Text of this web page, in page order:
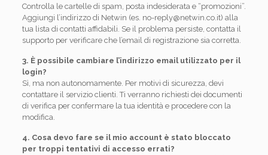
Controlla le cartelle di spam, posta indesiderata e “promozioni”.
Aggiungi l’indirizzo di Netwin (es. no-reply@netwin.co.it) alla
tua lista di contatti affidabili. Se il problema persiste, contatta il
supporto per verificare che l’email di registrazione sia corretta.
3. È possibile cambiare l’indirizzo email utilizzato per il
login?
Sì, ma non autonomamente. Per motivi di sicurezza, devi
contattare il servizio clienti. Ti verranno richiesti dei documenti
di verifica per confermare la tua identità e procedere con la
modifica.
4. Cosa devo fare se il mio account è stato bloccato
per troppi tentativi di accesso errati?